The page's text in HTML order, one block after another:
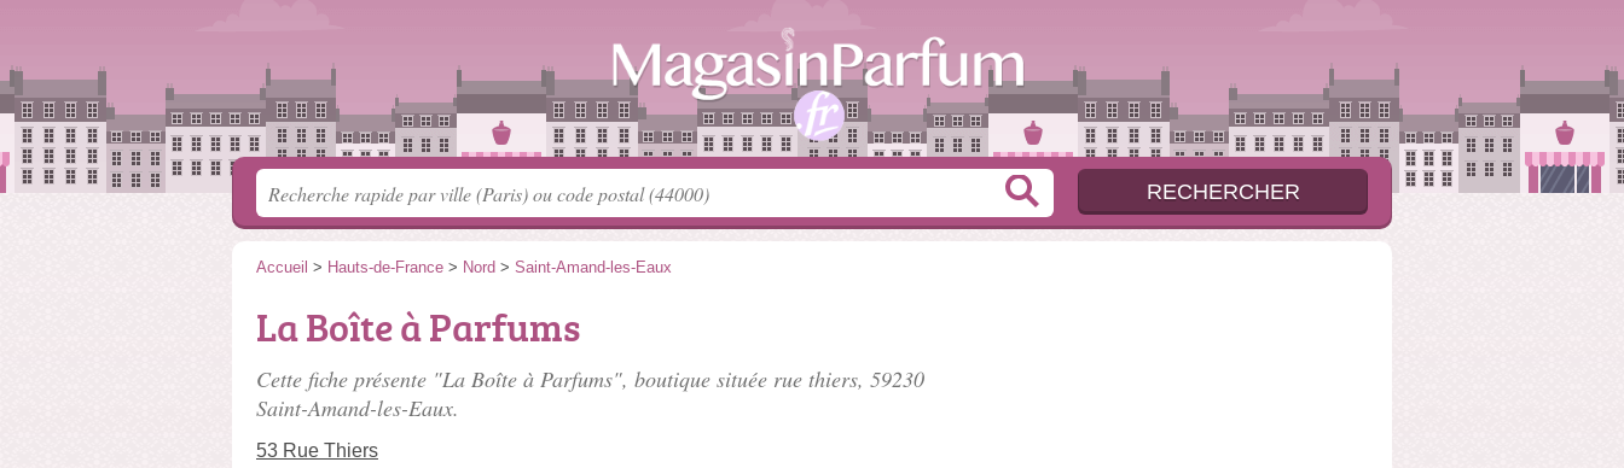
Accueil > Hauts-de-France > Nord > Saint-Amand-les-Eaux
La Boîte à Parfums
Cette fiche présente "La Boîte à Parfums", boutique située rue thiers, 59230
Saint-Amand-les-Eaux.
53 Rue Thiers